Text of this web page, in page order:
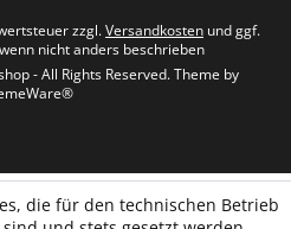
zzgl.Versandkosten und ggf.
nicht anders beschrieben
- All Rights Reserved. Theme by
die für den technischen Betrieb